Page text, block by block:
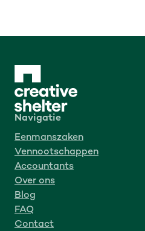
Navigatie
Eenmanszaken
Vennootschappen
Accountants
Over ons
Blog
FAQ
Contact